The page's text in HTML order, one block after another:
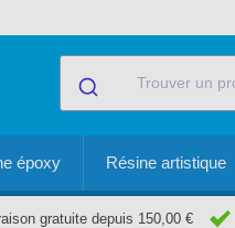
époxy Résine artistique
gratuite depuis 150,00 €